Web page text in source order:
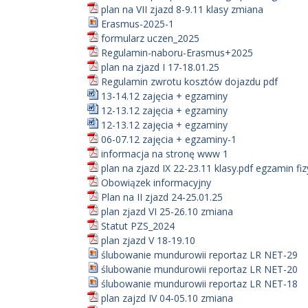
plan na VII zjazd 8-9.11 klasy zmiana
Erasmus-2025-1
formularz uczen_2025
Regulamin-naboru-Erasmus+2025
plan na zjazd I 17-18.01.25
Regulamin zwrotu kosztów dojazdu pdf
13-14.12 zajęcia + egzaminy
12-13.12 zajęcia + egzaminy
12-13.12 zajęcia + egzaminy
06-07.12 zajęcia + egzaminy-1
informacja na stronę www 1
plan na zjazd IX 22-23.11 klasy.pdf egzamin
Obowiązek informacyjny
Plan na II zjazd 24-25.01.25
plan zjazd VI 25-26.10 zmiana
Statut PZS_2024
plan zjazd V 18-19.10
ślubowanie mundurowii reportaz LR NET-29
ślubowanie mundurowii reportaz LR NET-20
ślubowanie mundurowii reportaz LR NET-18
plan zajzd IV 04-05.10 zmiana